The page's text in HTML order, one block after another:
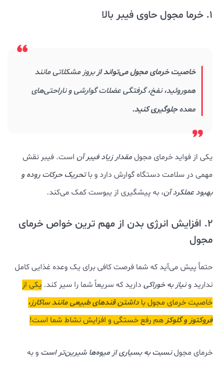
1. خرما مجول حاوی فیبر بالا
خاصیت خرمای مجول می‌تواند ازبروز مشکلاتی مانند
هموروئید، نفخ، گرفتگی عضلات گوارشی و ناراحتی‌های
معدهجلوگیری کنید.
یکی از فواید خرمای مجولمقدار زیاد فیبر آن است. فیبر نقش
مهمی در سلامت دستگاه گوارش دارد و باتحریک حرکات روده و
بهبود عملکرد آن، به پیشگیری از یبوست کمک می‌کند.
2. افزایش انرژی بدن از مهم ترین خواص خرمای
مجول
حتماٌ پیش می‌آید که شما فرصت کافی برای یک وعده غذایی کامل
ندارید ونیاز به خوراکی دارید که سریعاً شما را سیر کند. یکی از
خاصیت خرمای مجول با داشتن قندهای طبیعی مانند ساکارز،
فروکتوز و گلوکز هم رفع خستگی و افزایش نشاط شما است!
خرمای مجولنسبت به بسیاری از میوه‌ها شیرین‌تر است و به